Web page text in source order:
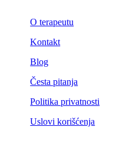
O terapeutu
Kontakt
Blog
Česta pitanja
Politika privatnosti
Uslovi korišćenja